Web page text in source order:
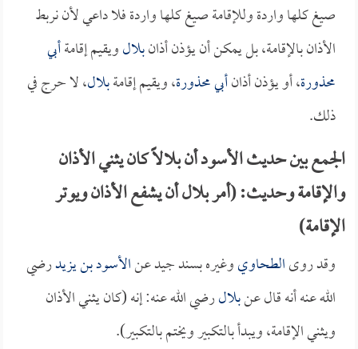
صيغ كلها واردة وللإقامة صيغ كلها واردة فلا داعي لأن نربط
الأذان بالإقامة، بل يمكن أن يؤذن أذانبلالويقيم إقامةأبي
محذورة، أو يؤذن أذانأبي محذورة، ويقيم إقامةبلال، لا حرج في
ذلك.
الجمع بين حديث الأسود أن بلالاً كان يثني الأذان
والإقامة وحديث: (أمر بلال أن يشفع الأذان ويوتر
الإقامة)
وقد روىالطحاويوغيره بسند جيد عنالأسود بن يزيدرضي
الله عنه أنه قال عنبلالرضي الله عنه: إنه (كان يثني الأذان
ويثني الإقامة، ويبدأ بالتكبير ويختم بالتكبير).